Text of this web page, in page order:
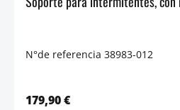
N°de referencia 38983-012
179,90 €